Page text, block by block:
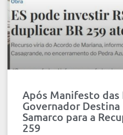
Após Manifesto das
Governador Destina
Samarco para a
259